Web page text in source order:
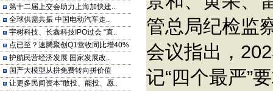
第十二届上交会助力上海加快建..
全球供需共振 中国电动汽车走..
宇树科技、长鑫科技IPO过会 “直..
点已至？速腾聚创Q1营收同比增40%
护航民营经济发展 国家发展改..
国产大模型从拼免费转向拼价值
让更多民间资本“敢投、能投、愿..
管总局纪检监
会议指出，
记“四个最严”